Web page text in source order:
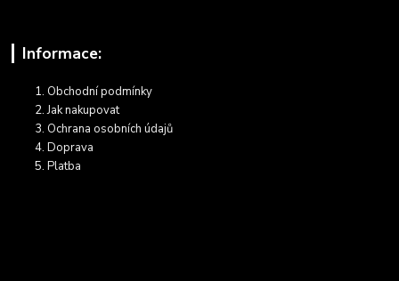
Informace:
Obchodní podmínky
Jak nakupovat
Ochrana osobních údajů
Doprava
Platba